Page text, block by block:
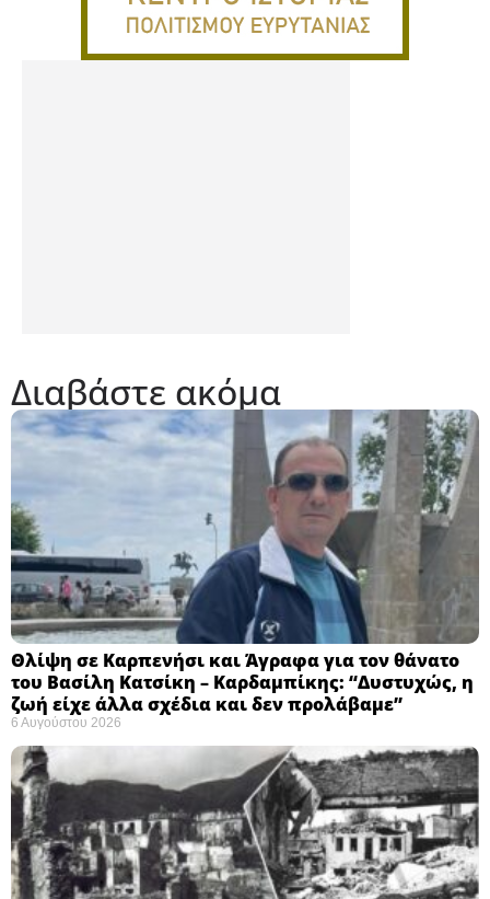
Διαβάστε ακόμα
Θλίψη σε Καρπενήσι και Άγραφα για τον θάνατο
του Βασίλη Κατσίκη – Καρδαμπίκης: “Δυστυχώς, η
ζωή είχε άλλα σχέδια και δεν προλάβαμε”
6 Αυγούστου 2026